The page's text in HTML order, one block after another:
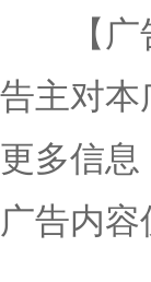
【广告
告主对本
更多信
广告内容